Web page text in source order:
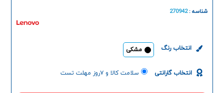
شناسه :270942
انتخاب رنگ مشکی
انتخاب گارانتی سلامت کالا و ۷روز مهلت تست